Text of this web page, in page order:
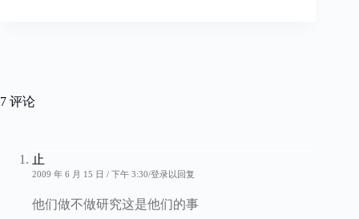
7 评论
止
2009 年 6 月 15 日 / 下午 3:30 登录以回复
他们做不做研究这是他们的事